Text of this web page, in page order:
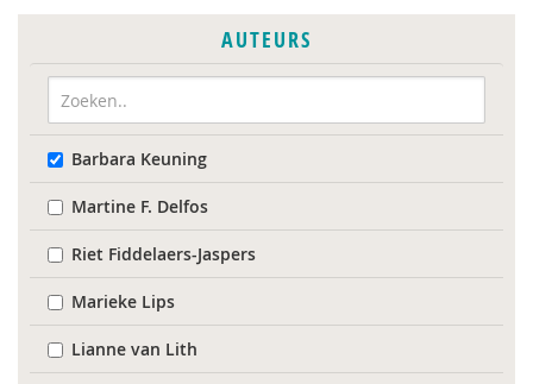
AUTEURS
Barbara Keuning
Martine F. Delfos
Riet Fiddelaers-Jaspers
Marieke Lips
Lianne van Lith